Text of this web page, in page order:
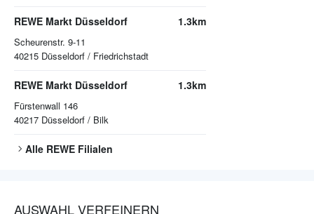
REWE Markt Düsseldorf
Scheurenstr. 9-11
40215 Düsseldorf / Friedrichstadt
1.3km
REWE Markt Düsseldorf
Fürstenwall 146
40217 Düsseldorf / Bilk
1.3km
Alle REWE Filialen
AUSWAHL VERFEINERN